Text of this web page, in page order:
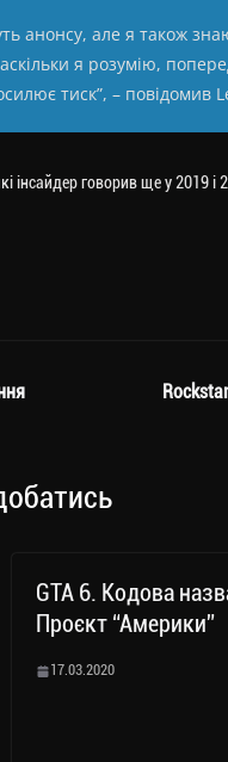
анонсу, але я також
я розумію,
тиск”, – повідомив
інсайдер говорив ще у 2019
GTA 6. Кодова
Проєкт “Америки”
17.03.2020